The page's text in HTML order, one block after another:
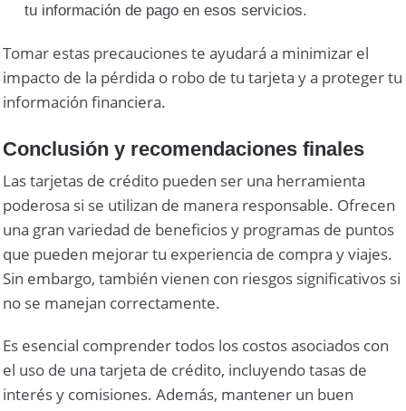
tu información de pago en esos servicios.
Tomar estas precauciones te ayudará a minimizar el
impacto de la pérdida o robo de tu tarjeta y a proteger tu
información financiera.
Conclusión y recomendaciones finales
Las tarjetas de crédito pueden ser una herramienta
poderosa si se utilizan de manera responsable. Ofrecen
una gran variedad de beneficios y programas de puntos
que pueden mejorar tu experiencia de compra y viajes.
Sin embargo, también vienen con riesgos significativos si
no se manejan correctamente.
Es esencial comprender todos los costos asociados con
el uso de una tarjeta de crédito, incluyendo tasas de
interés y comisiones. Además, mantener un buen